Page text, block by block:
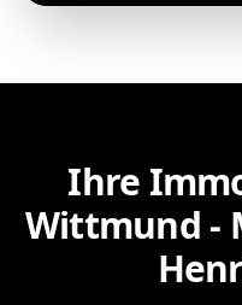
Ihre
Wittmund -